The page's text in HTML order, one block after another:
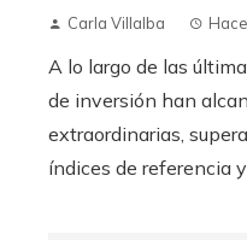
Carla Villalba
A lo largo de las
de inversión han
extraordinarias,
índices de referencia